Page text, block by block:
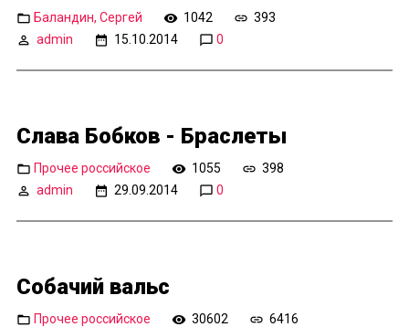
Баландин, Сергей 1042
393
admin
15.10.2014 0
Слава Бобков - Браслеты
Прочее российское 1055
398
admin
29.09.2014 0
Собачий вальс
Прочее российское 30602
6416